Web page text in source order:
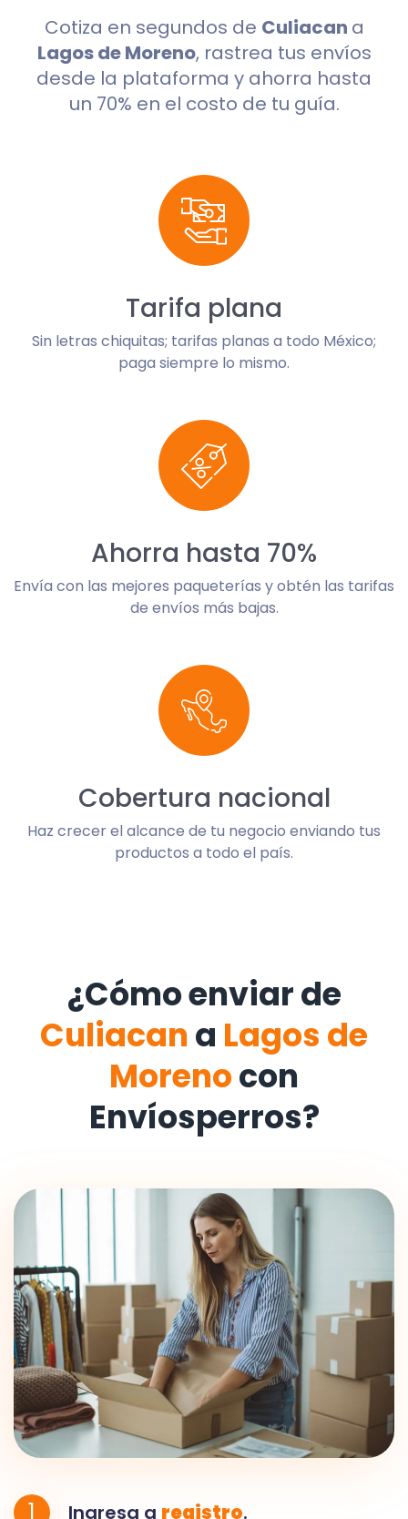
Cotiza en segundos de Culiacan a
Lagos de Moreno, rastrea tus envíos
desde la plataforma y ahorra hasta
un 70% en el costo de tu guía.
Tarifa plana
Sin letras chiquitas; tarifas planas a todo México;
paga siempre lo mismo.
Ahorra hasta 70%
Envía con las mejores paqueterías y obtén las tarifas
de envíos más bajas.
Cobertura nacional
Haz crecer el alcance de tu negocio enviando tus
productos a todo el país.
¿Cómo enviar de
Culiacan a Lagos de
Morenocon
Envíosperros?
1 Ingresa a registro.